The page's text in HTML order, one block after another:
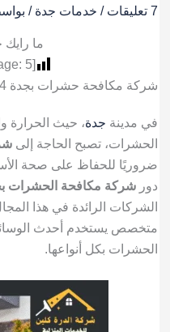
7 تعليقات / خدمات جدة /
ما
[Total:
5
شركة مكافحة حشرات بجدة 0558961654
في مدينة جدة، حيث الحرارة
الحشرات، تصبح الحاجة إلى
ضروريًا للحفاظ على صحة
دور شركة مكافحة الحشرات
الشركات الرائدة في هذا
متخصص يستخدم أحدث
الحشرات بكل أنواعها.